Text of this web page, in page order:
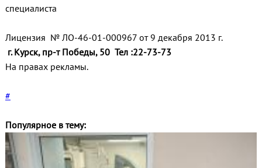
специалиста
Лицензия № ЛО-46-01-000967 от 9 декабря 2013 г.
г. Курск, пр-т Победы, 50 Тел :22-73-73
На правах рекламы.
#
Популярное в тему: